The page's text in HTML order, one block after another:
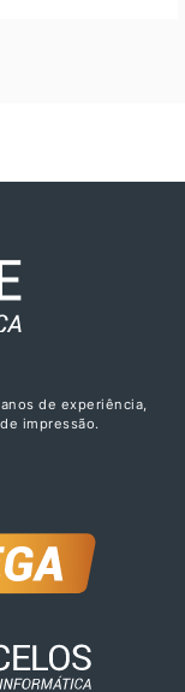
de experiência,
impressão.